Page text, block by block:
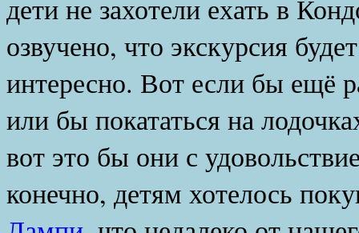
дети не захотели ехать в
озвучено, что экскурсия
интересно. Вот если бы ещё
или бы покататься на
вот это бы они с
конечно, детям хотелось